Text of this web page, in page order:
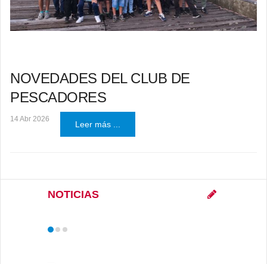
NOVEDADES DEL CLUB DE
PESCADORES
14 Abr 2026
Leer más ...
NOTICIAS